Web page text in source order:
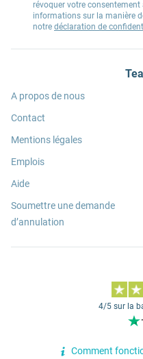
révoquer votre
informations sur la manière
notre déclaration de
A propos de nous
Contact
Mentions légales
Emplois
Aide
Soumettre une demande
d’annulation
4/5 sur la
Comment